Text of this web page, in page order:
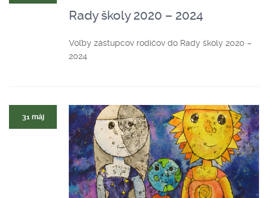
Rady školy 2020 – 2024
Voľby zástupcov rodičov do Rady školy 2020 –
2024
31 máj